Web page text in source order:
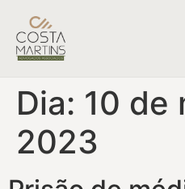
Dia: 10 de
2023